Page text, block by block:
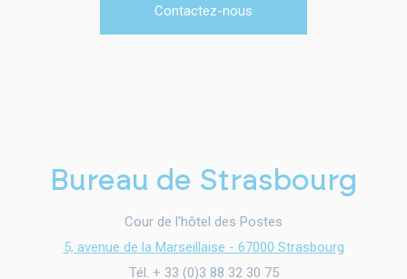
Contactez-nous
Bureau de Strasbourg
Cour de l'hôtel des Postes
5, avenue de la Marseillaise - 67000 Strasbourg
Tél. + 33 (0)3 88 32 30 75